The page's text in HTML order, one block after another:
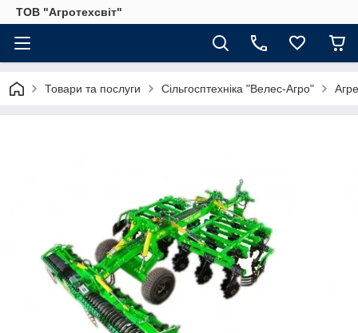
ТОВ "Агротехсвіт"
Товари та послуги Сільгосптехніка "Велес-Агро"